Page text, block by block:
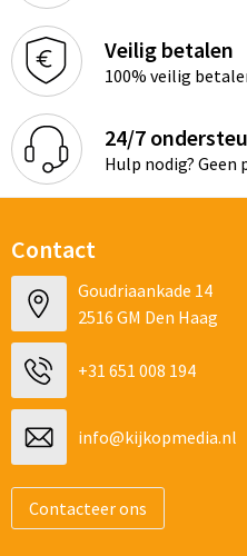
Veilig betalen
100% veilig
24/7
Hulp nodig? Geen
Contact
Goudriaankade 14
2516 GM Den Haag
+31 651 008 194
info@kijkopmedia.nl
Contacteer ons